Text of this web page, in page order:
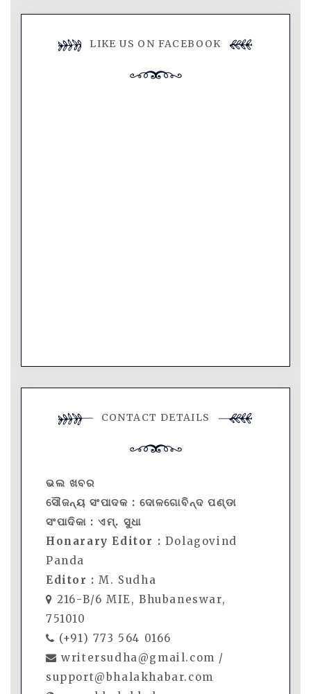
LIKE US ON FACEBOOK
CONTACT DETAILS
ଭଲ ଖବର
ସୌଜନ୍ୟ ସଂପାଦକ : ଦୋଳଗୋବିନ୍ଦ ପଣ୍ଡା
ସଂପାଦିକା : ଏମ୍. ସୁଧା
Honarary Editor : Dolagovind
Panda
Editor : M. Sudha
216-B/6 MIE, Bhubaneswar,
751010
(+91) 773 564 0166
writersudha@gmail.com /
support@bhalakhabar.com